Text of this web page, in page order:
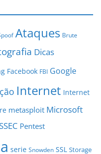
Ataques Brute
Dicas
Facebook FBI Google
Internet Internet
metasploit Microsoft
Pentest
serie Snowden SSL Storage